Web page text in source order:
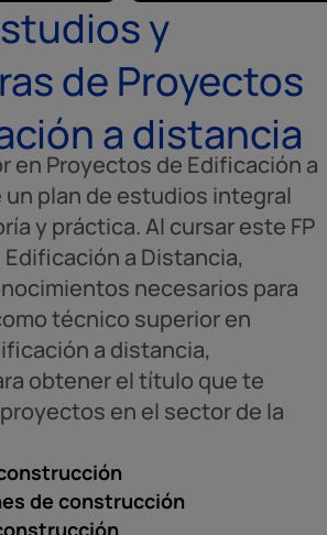
y
de Proyectos
a distancia
en Proyectos de Edificación a
plan de estudios integral
y práctica. Al cursar este FP
a Distancia,
necesarios para
técnico superior en
a distancia,
obtener el título que te
en el sector de la
de construcción